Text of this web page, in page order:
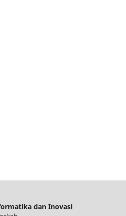
dan Inovasi